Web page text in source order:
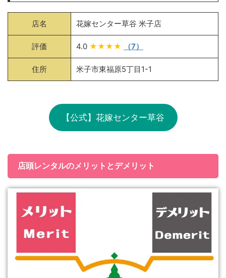
店名 花嫁センター草谷 米子店
評価 4.0 ★★★★ （7）
住所 米子市東福原5丁目1-1
【公式】花嫁センター草谷
店頭レンタルのメリットとデメリット